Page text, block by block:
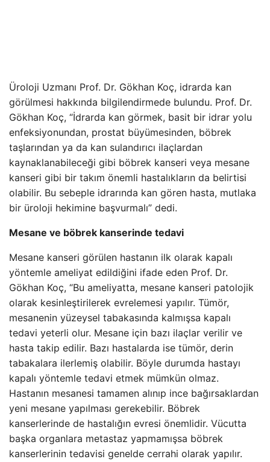
Üroloji Uzmanı Prof. Dr. Gökhan Koç, idrarda kan
görülmesi hakkında bilgilendirmede bulundu. Prof. Dr.
Gökhan Koç, “İdrarda kan görmek, basit bir idrar yolu
enfeksiyonundan, prostat büyümesinden, böbrek
taşlarından ya da kan sulandırıcı ilaçlardan
kaynaklanabileceği gibi böbrek kanseri veya mesane
kanseri gibi bir takım önemli hastalıkların da belirtisi
olabilir. Bu sebeple idrarında kan gören hasta, mutlaka
bir üroloji hekimine başvurmalı” dedi.
Mesane ve böbrek kanserinde tedavi
Mesane kanseri görülen hastanın ilk olarak kapalı
yöntemle ameliyat edildiğini ifade eden Prof. Dr.
Gökhan Koç, “Bu ameliyatta, mesane kanseri patolojik
olarak kesinleştirilerek evrelemesi yapılır. Tümör,
mesanenin yüzeysel tabakasında kalmışsa kapalı
tedavi yeterli olur. Mesane için bazı ilaçlar verilir ve
hasta takip edilir. Bazı hastalarda ise tümör, derin
tabakalara ilerlemiş olabilir. Böyle durumda hastayı
kapalı yöntemle tedavi etmek mümkün olmaz.
Hastanın mesanesi tamamen alınıp ince bağırsaklardan
yeni mesane yapılması gerekebilir. Böbrek
kanserlerinde de hastalığın evresi önemlidir. Vücutta
başka organlara metastaz yapmamışsa böbrek
kanserlerinin tedavisi genelde cerrahi olarak yapılır.